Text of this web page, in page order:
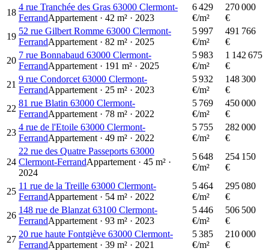
18
4 rue Tranchée des Gras 63000 Clermont-
FerrandAppartement · 42 m² · 2023
6 429
€/m²
270 000
€
19
52 rue Gilbert Romme 63000 Clermont-
FerrandAppartement · 82 m² · 2025
5 997
€/m²
491 766
€
20
7 rue Bonnabaud 63000 Clermont-
FerrandAppartement · 191 m² · 2025
5 983
€/m²
1 142 675
€
21
9 rue Condorcet 63000 Clermont-
FerrandAppartement · 25 m² · 2023
5 932
€/m²
148 300
€
22
81 rue Blatin 63000 Clermont-
FerrandAppartement · 78 m² · 2022
5 769
€/m²
450 000
€
23
4 rue de l'Etoile 63000 Clermont-
FerrandAppartement · 49 m² · 2022
5 755
€/m²
282 000
€
24
22 rue des Quatre Passeports 63000
Clermont-FerrandAppartement · 45 m² ·
2024
5 648
€/m²
254 150
€
25
11 rue de la Treille 63000 Clermont-
FerrandAppartement · 54 m² · 2022
5 464
€/m²
295 080
€
26
148 rue de Blanzat 63100 Clermont-
FerrandAppartement · 93 m² · 2023
5 446
€/m²
506 500
€
27
20 rue haute Fontgiève 63000 Clermont-
FerrandAppartement · 39 m² · 2021
5 385
€/m²
210 000
€